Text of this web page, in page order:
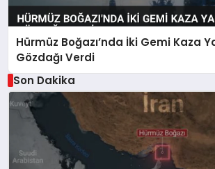
Hürmüz Boğazı’nda İki Gemi Kaza
Gözdağı Verdi
Son Dakika